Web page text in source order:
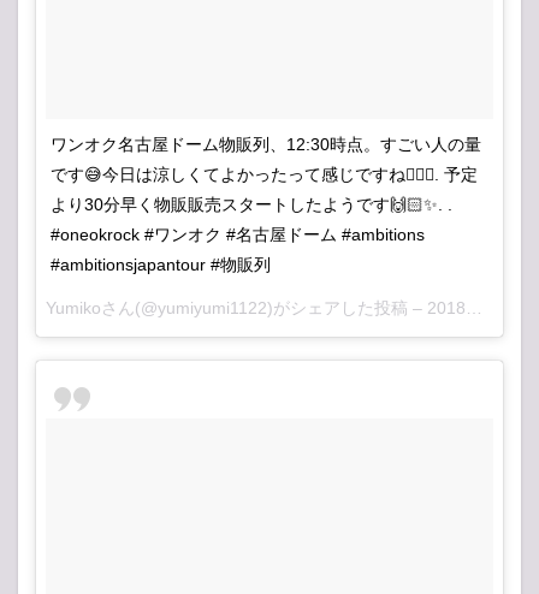
ワンオク名古屋ドーム物販列、12:30時点。すごい人の量
です😅今日は涼しくてよかったって感じですね👍🏻✨. 予定
より30分早く物販販売スタートしたようです🙌🏻✨. .
#oneokrock #ワンオク #名古屋ドーム #ambitions
#ambitionsjapantour #物販列
Yumikoさん(@yumiyumi1122)がシェアした投稿 – 2018年 4月月13日午後10時28分PDT